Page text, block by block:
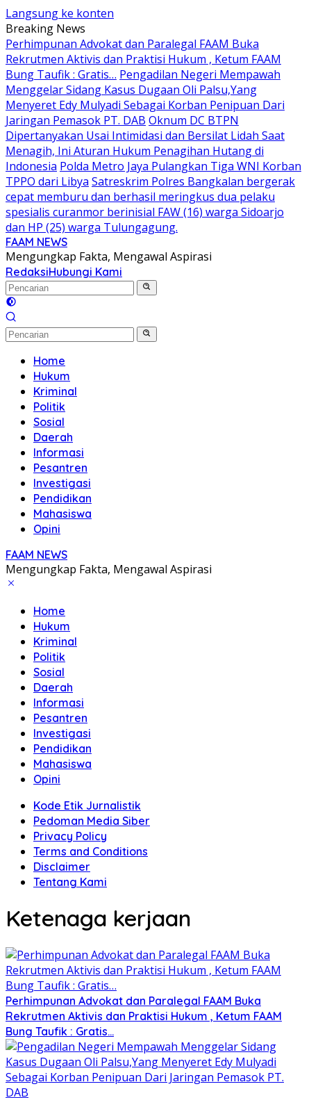
Langsung ke konten
Breaking News
Perhimpunan Advokat dan Paralegal FAAM Buka
Rekrutmen Aktivis dan Praktisi Hukum , Ketum FAAM
Bung Taufik : Gratis… Pengadilan Negeri Mempawah
Menggelar Sidang Kasus Dugaan Oli Palsu,Yang
Menyeret Edy Mulyadi Sebagai Korban Penipuan Dari
Jaringan Pemasok PT. DAB Oknum DC BTPN
Dipertanyakan Usai Intimidasi dan Bersilat Lidah Saat
Menagih, Ini Aturan Hukum Penagihan Hutang di
Indonesia Polda Metro Jaya Pulangkan Tiga WNI Korban
TPPO dari Libya Satreskrim Polres Bangkalan bergerak
cepat memburu dan berhasil meringkus dua pelaku
spesialis curanmor berinisial FAW (16) warga Sidoarjo
dan HP (25) warga Tulungagung.
FAAM NEWS
Mengungkap Fakta, Mengawal Aspirasi
RedaksiHubungi Kami
Home
Hukum
Kriminal
Politik
Sosial
Daerah
Informasi
Pesantren
Investigasi
Pendidikan
Mahasiswa
Opini
FAAM NEWS
Mengungkap Fakta, Mengawal Aspirasi
Home
Hukum
Kriminal
Politik
Sosial
Daerah
Informasi
Pesantren
Investigasi
Pendidikan
Mahasiswa
Opini
Kode Etik Jurnalistik
Pedoman Media Siber
Privacy Policy
Terms and Conditions
Disclaimer
Tentang Kami
Ketenaga kerjaan
Perhimpunan Advokat dan Paralegal FAAM Buka
Rekrutmen Aktivis dan Praktisi Hukum , Ketum FAAM
Bung Taufik : Gratis…